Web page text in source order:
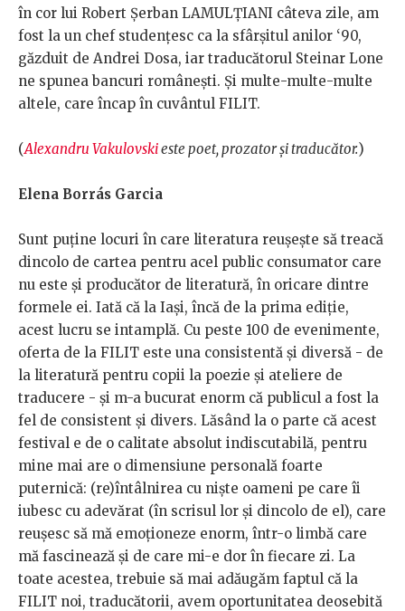
în cor lui Robert Șerban LAMULȚIANI câteva zile, am
fost la un chef studențesc ca la sfârșitul anilor ‘90,
găzduit de Andrei Dosa, iar traducătorul Steinar Lone
ne spunea bancuri românești. Și multe-multe-multe
altele, care încap în cuvântul FILIT.
(Alexandru Vakulovskieste poet, prozator și traducător.)
Elena Borrás Garcia
Sunt puține locuri în care literatura reușește să treacă
dincolo de cartea pentru acel public consumator care
nu este și producător de literatură, în oricare dintre
formele ei. Iată că la Iași, încă de la prima ediție,
acest lucru se intamplă. Cu peste 100 de evenimente,
oferta de la FILIT este una consistentă și diversă - de
la literatură pentru copii la poezie și ateliere de
traducere - și m-a bucurat enorm că publicul a fost la
fel de consistent și divers. Lăsând la o parte că acest
festival e de o calitate absolut indiscutabilă, pentru
mine mai are o dimensiune personală foarte
puternică: (re)întâlnirea cu niște oameni pe care îi
iubesc cu adevărat (în scrisul lor și dincolo de el), care
reușesc să mă emoționeze enorm, într-o limbă care
mă fascinează și de care mi-e dor în fiecare zi. La
toate acestea, trebuie să mai adăugăm faptul că la
FILIT noi, traducătorii, avem oportunitatea deosebită